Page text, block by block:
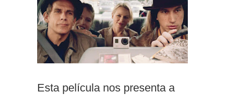
Esta película nos presenta a